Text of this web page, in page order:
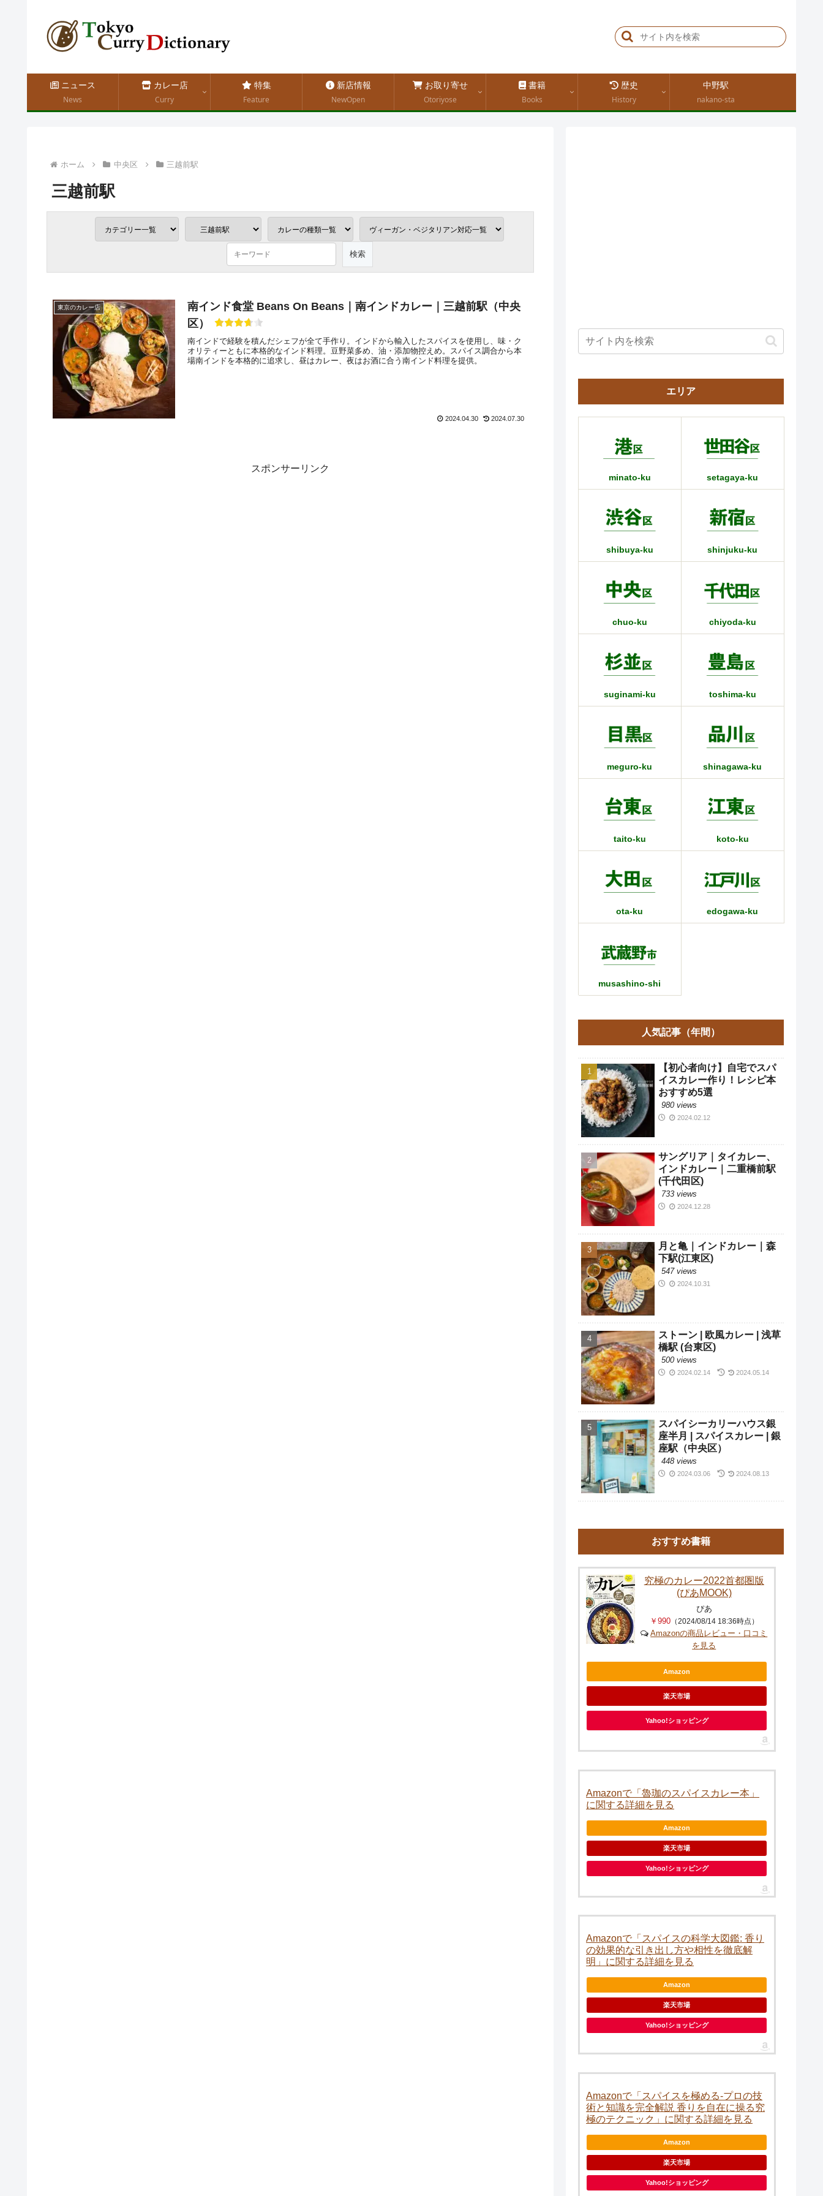
ニュース
News
カレー店
Curry
特集
Feature
新店情報
NewOpen
お取り寄せ
Otoriyose
書籍
Books
歴史
History
中野駅
nakano-sta
ホーム 中央区 三越前駅
三越前駅
東京のカレー店
南インド食堂 Beans On Beans｜南インドカレー｜三越前駅（中央
区）
南インドで経験を積んだシェフが全て手作り。インドから輸入したスパイスを使用し、味・ク
オリティーともに本格的なインド料理。豆野菜多め、油・添加物控えめ。スパイス調合から本
場南インドを本格的に追求し、昼はカレー、夜はお酒に合う南インド料理を提供。
2024.04.30 2024.07.30
スポンサーリンク
エリア
minato-ku setagaya-ku
shibuya-ku shinjuku-ku
chuo-ku chiyoda-ku
suginami-ku toshima-ku
meguro-ku shinagawa-ku
taito-ku koto-ku
ota-ku edogawa-ku
musashino-shi
人気記事（年間）
【初心者向け】自宅でスパ
イスカレー作り！レシピ本
おすすめ5選
980 views
2024.02.12
サングリア｜タイカレー、
インドカレー｜二重橋前駅
(千代田区)
733 views
2024.12.28
月と亀｜インドカレー｜森
下駅(江東区)
547 views
2024.10.31
ストーン | 欧風カレー | 浅草
橋駅 (台東区)
500 views
2024.02.14 2024.05.14
スパイシーカリーハウス銀
座半月 | スパイスカレー | 銀
座駅（中央区）
448 views
2024.03.06 2024.08.13
おすすめ書籍
究極のカレー2022首都圏版
(ぴあMOOK)
ぴあ
￥990（2024/08/14 18:36時点）
Amazonの商品レビュー・口コミ
を見る
Amazon
楽天市場
Yahoo!ショッピング
Amazonで「魯珈のスパイスカレー本」
に関する詳細を見る
Amazon
楽天市場
Yahoo!ショッピング
Amazonで「スパイスの科学大図鑑: 香り
の効果的な引き出し方や相性を徹底解
明」に関する詳細を見る
Amazon
楽天市場
Yahoo!ショッピング
Amazonで「スパイスを極める-プロの技
術と知識を完全解説 香りを自在に操る究
極のテクニック」に関する詳細を見る
Amazon
楽天市場
Yahoo!ショッピング